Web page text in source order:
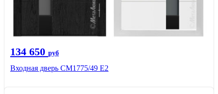
134 650 руб
Входная дверь СМ1775/49 Е2